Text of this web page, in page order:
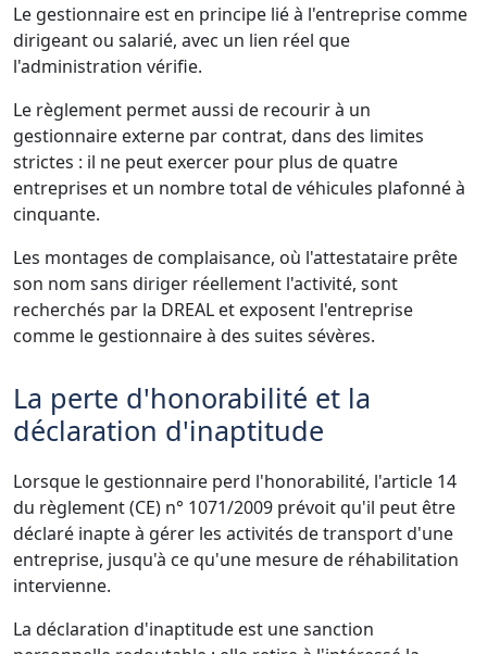
Le gestionnaire est en principe lié à l'entreprise comme
dirigeant ou salarié, avec un lien réel que
l'administration vérifie.
Le règlement permet aussi de recourir à un
gestionnaire externe par contrat, dans des limites
strictes : il ne peut exercer pour plus de quatre
entreprises et un nombre total de véhicules plafonné à
cinquante.
Les montages de complaisance, où l'attestataire prête
son nom sans diriger réellement l'activité, sont
recherchés par la DREAL et exposent l'entreprise
comme le gestionnaire à des suites sévères.
La perte d'honorabilité et la
déclaration d'inaptitude
Lorsque le gestionnaire perd l'honorabilité, l'article 14
du règlement (CE) n° 1071/2009 prévoit qu'il peut être
déclaré inapte à gérer les activités de transport d'une
entreprise, jusqu'à ce qu'une mesure de réhabilitation
intervienne.
La déclaration d'inaptitude est une sanction